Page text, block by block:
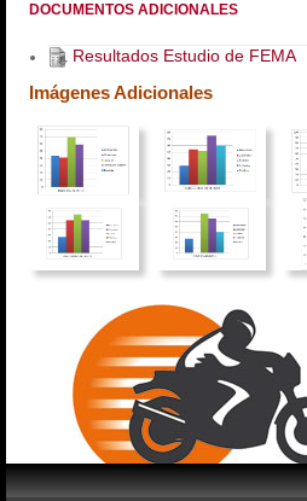
DOCUMENTOS ADICIONALES
Resultados Estudio de FEMA
Imágenes Adicionales